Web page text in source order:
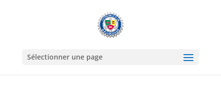
Sélectionner une page